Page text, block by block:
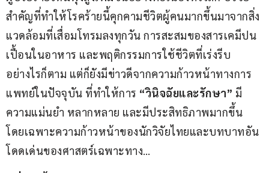
สำคัญที่ทำให้โรคร้ายนี้คุกคามชีวิตผู้คนมากขึ้นมาจากสิ่ง
แวดล้อมที่เสื่อมโทรมลงทุกวัน การสะสมของสารเคมีปน
เปื้อนในอาหาร และพฤติกรรมการใช้ชีวิตที่เร่งรีบ
อย่างไรก็ตาม แต่ก็ยังมีข่าวดีจากความก้าวหน้าทางการ
แพทย์ในปัจจุบัน ที่ทำให้การ “วินิจฉัยและรักษา” มี
ความแม่นยำ หลากหลาย และมีประสิทธิภาพมากขึ้น
โดยเฉพาะความก้าวหน้าของนักวิจัยไทยและบทบาทอัน
โดดเด่นของศาสตร์เฉพาะทาง…